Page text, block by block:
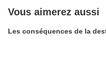
Vous aimerez aussi
Les conséquences de la